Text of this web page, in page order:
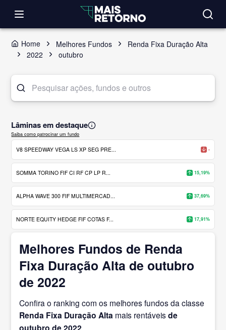
Home Melhores Fundos
Renda Fixa Duração Alta
2022
outubro
Lâminas em destaque
Saiba como patrocinar um fundo
V8 SPEEDWAY VEGA LS XP SEG PRE... -
SOMMA TORINO FIF CI RF CP LP R... 15,19%
ALPHA WAVE 300 FIF MULTIMERCAD... 37,69%
NORTE EQUITY HEDGE FIF COTAS F... 17,91%
Melhores Fundos de Renda
Fixa Duração Alta de outubro
de 2022
Confira o ranking com os melhores fundos da classe
Renda Fixa Duração Alta mais rentáveisde
outubro de 2022